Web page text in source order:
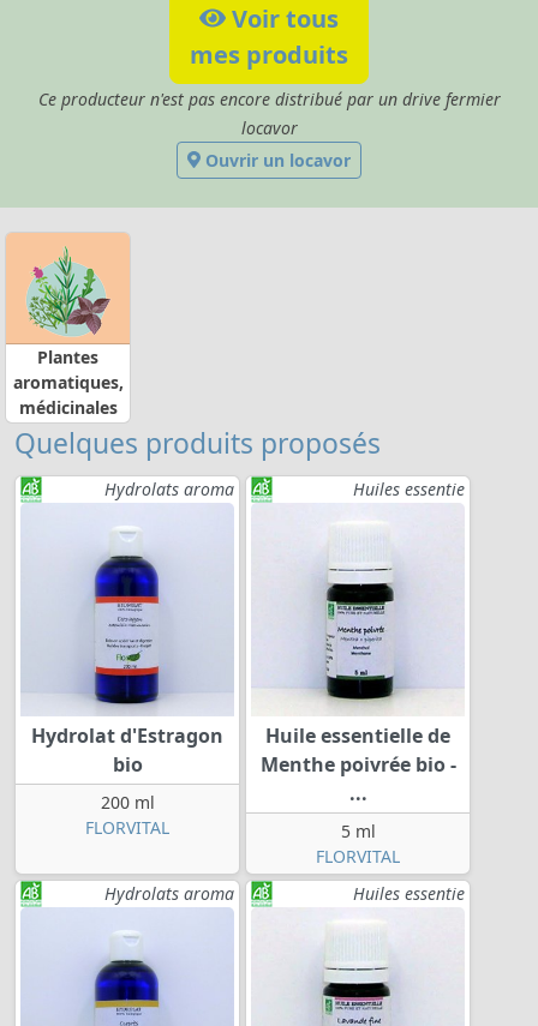
Voir tous
mes produits
Ce producteur n'est pas encore distribué par un drive fermier
locavor
Ouvrir un locavor
Plantes
aromatiques,
médicinales
Quelques produits proposés
Hydrolats aroma
Hydrolat d'Estragon
bio
200 ml
FLORVITAL
Huiles essentie
Huile essentielle de
Menthe poivrée bio -
...
5 ml
FLORVITAL
Hydrolats aroma
Huiles essentie